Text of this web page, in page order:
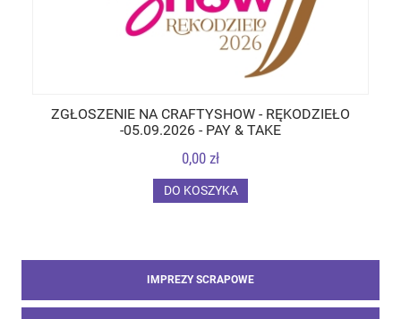
ZGŁOSZENIE NA CRAFTYSHOW - RĘKODZIEŁO
-05.09.2026 - PAY & TAKE
0,00 zł
DO KOSZYKA
IMPREZY SCRAPOWE